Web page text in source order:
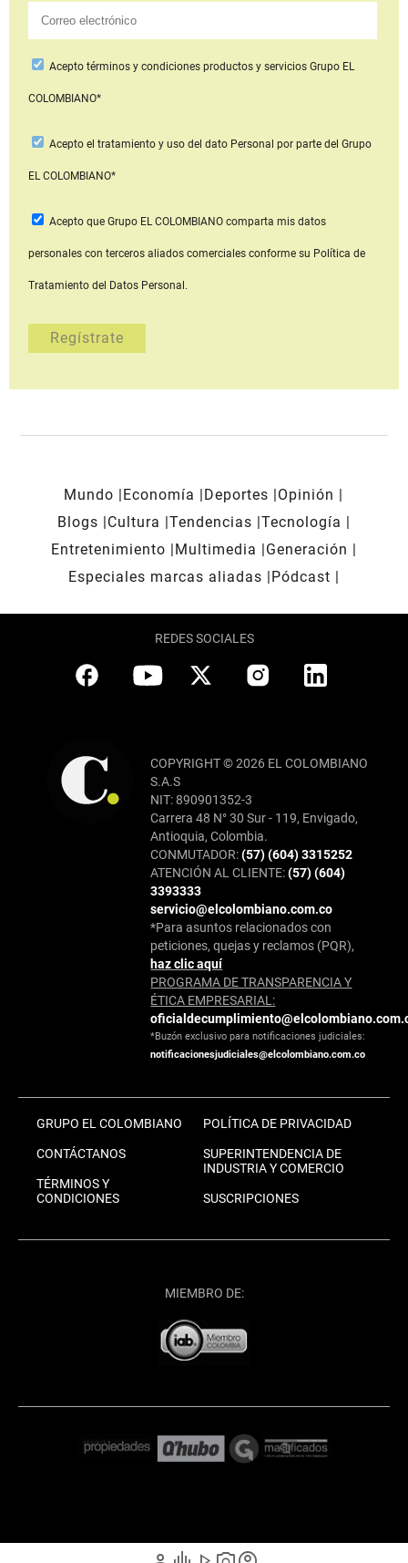
Aceptotérminos y condiciones productos y serviciosGrupo EL
COLOMBIANO*
Acepto el tratamiento y uso del dato Personal por parte del Grupo
EL COLOMBIANO*
Acepto que Grupo EL COLOMBIANOcomparta mis datos
personales con terceros aliados comerciales conforme su Política de
Tratamiento del Datos Personal.
Mundo Economía Deportes
Opinión
Blogs
Cultura Tendencias Tecnología
Entretenimiento
Multimedia
Generación
Especiales marcas aliadas
Pódcast
REDES SOCIALES
COPYRIGHT © 2026 EL COLOMBIANO
S.A.S
NIT: 890901352-3
Carrera 48 N° 30 Sur - 119, Envigado,
Antioquia, Colombia.
CONMUTADOR:(57) (604) 3315252
ATENCIÓN AL CLIENTE:(57) (604)
3393333
servicio@elcolombiano.com.co
*Para asuntos relacionados con
peticiones, quejas y reclamos (PQR),
haz clic aquí
PROGRAMA DE TRANSPARENCIA Y
ÉTICA EMPRESARIAL:
*Buzón exclusivo para notificaciones judiciales:
notificacionesjudiciales@elcolombiano.com.co
GRUPO EL COLOMBIANO
CONTÁCTANOS
TÉRMINOS Y
CONDICIONES
POLÍTICA DE PRIVACIDAD
SUPERINTENDENCIA DE
INDUSTRIA Y COMERCIO
SUSCRIPCIONES
MIEMBRO DE: